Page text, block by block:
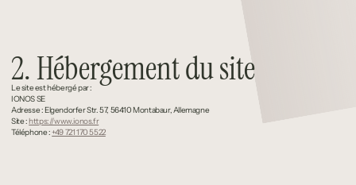
2. Hébergement du site
Le site est hébergé par :
IONOS SE
Adresse : Elgendorfer Str. 57, 56410 Montabaur, Allemagne
Site : https://www.ionos.fr
Téléphone : +49 721 170 5522